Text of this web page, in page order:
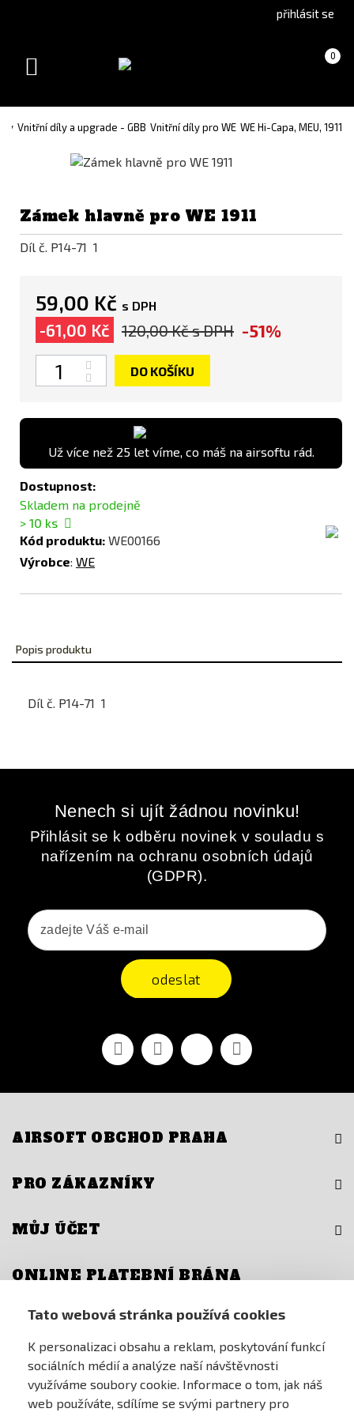
Tato webová stránka používá cookies
K personalizaci obsahu a reklam, poskytování funkcí
sociálních médií a analýze naší návštěvnosti
využíváme soubory cookie. Informace o tom, jak náš
web používáte, sdílíme se svými partnery pro
version(Slovak)
přihlásit se
Košík 0
(prázdný)
Toggle
Vnitřní díly a upgrade - GBB Vnitřní díly pro WE WE Hi-Capa, MEU, 1911
Zámek hlavně pro WE 1911
Díl č. P14-71 1
59,00 Kč s DPH
-61,00 Kč 120,00 Kčs DPH -51%
Počet
DO KOŠÍKU
Už více než 25 let víme, co máš na airsoftu rád.
Dostupnost:
Skladem na prodejně
> 10 ks
Kód produktu: WE00166
Výrobce: WE
Popis produktu
Díl č. P14-71 1
Nenech si ujít žádnou novinku!
Přihlásit se k odběru novinek v souladu s
nařízením na ochranu osobních údajů
(GDPR).
odeslat
FacebookYouTubeVimeo Instagram
AIRSOFT OBCHOD PRAHA
PRO ZÁKAZNÍKY
MŮJ ÚČET
ONLINE PLATEBNÍ BRÁNA